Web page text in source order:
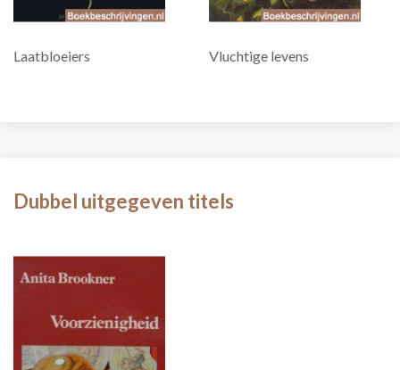
Laatbloeiers Vluchtige levens
Dubbel uitgegeven titels